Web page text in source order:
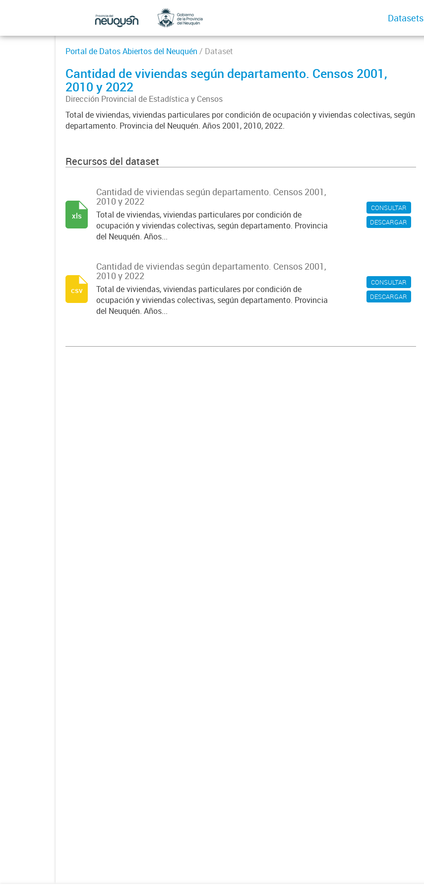
Datasets
Portal de Datos Abiertos del Neuquén / Dataset
Cantidad de viviendas según departamento. Censos 2001,
2010 y 2022
Dirección Provincial de Estadística y Censos
Total de viviendas, viviendas particulares por condición de ocupación y viviendas colectivas, según
departamento. Provincia del Neuquén. Años 2001, 2010, 2022.
Recursos del dataset
CONSULTAR
DESCARGAR
Cantidad de viviendas según departamento. Censos 2001,
2010 y 2022
Total de viviendas, viviendas particulares por condición de
ocupación y viviendas colectivas, según departamento. Provincia
del Neuquén. Años...
xls
CONSULTAR
DESCARGAR
Cantidad de viviendas según departamento. Censos 2001,
2010 y 2022
Total de viviendas, viviendas particulares por condición de
ocupación y viviendas colectivas, según departamento. Provincia
del Neuquén. Años...
csv